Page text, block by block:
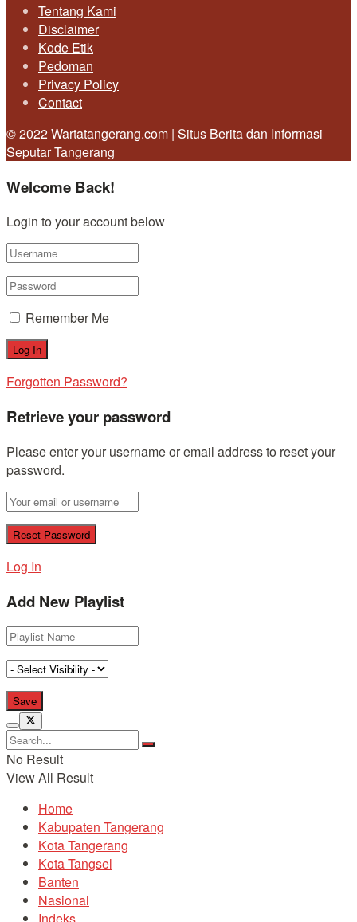
Tentang Kami
Disclaimer
Kode Etik
Pedoman
Privacy Policy
Contact
© 2022 Wartatangerang.com | Situs Berita dan Informasi
Seputar Tangerang
Welcome Back!
Login to your account below
Remember Me
Forgotten Password?
Retrieve your password
Please enter your username or email address to reset your
password.
Log In
Add New Playlist
No Result
View All Result
Home
Kabupaten Tangerang
Kota Tangerang
Kota Tangsel
Banten
Nasional